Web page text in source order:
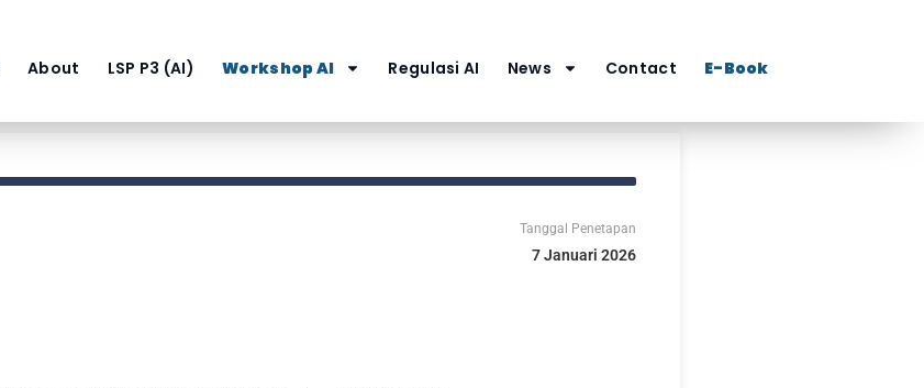
About LSP P3 (AI) Workshop AI Regulasi AI News Contact E-Book
Tanggal Penetapan
7 Januari 2026